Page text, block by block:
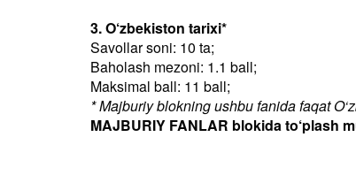
3. O‘zbekiston tarixi*
Savollar soni: 10 ta;
Baholash mezoni: 1.1 ball;
Maksimal ball: 11 ball;
* Majburiy blokning ushbu fanida faqat
MAJBURIY FANLAR blokida to‘plash